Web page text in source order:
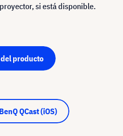
si está disponible.
producto
QCast (iOS)